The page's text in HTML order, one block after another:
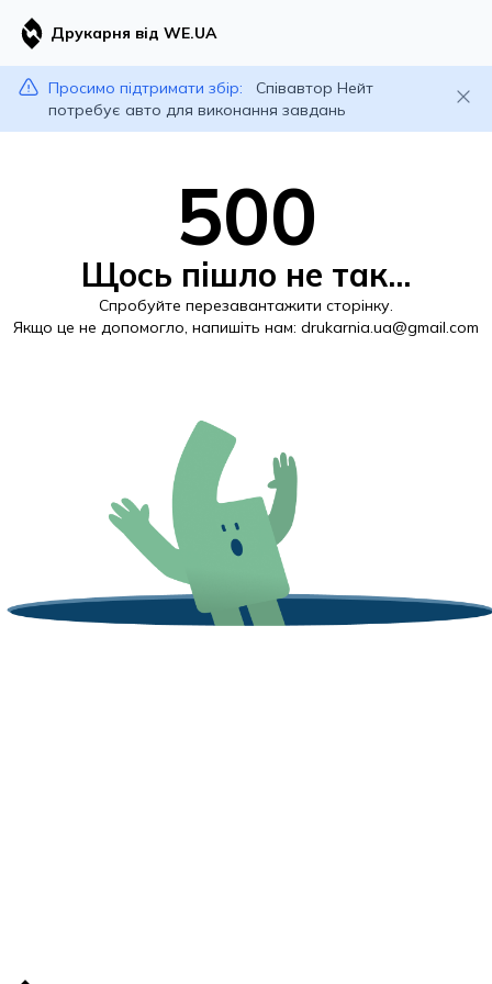
Друкарня від WE.UA
Просимо підтримати збір:
Співавтор Нейт
потребує авто для виконання завдань
500
Щось пішло не так...
Спробуйте перезавантажити сторінку.
Якщо це не допомогло, напишіть нам: drukarnia.ua@gmail.com